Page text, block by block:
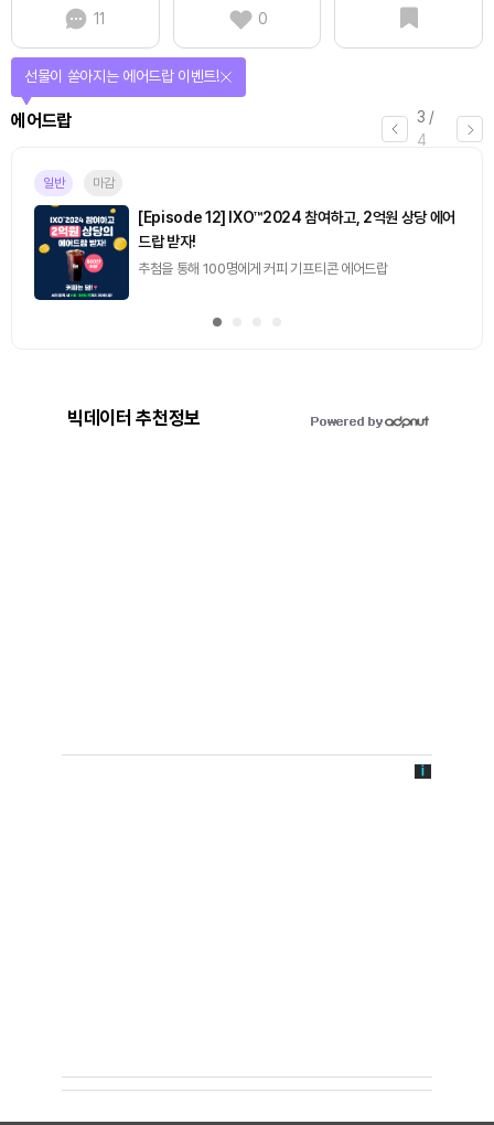
11
0
3 /
4
에어드랍
선물이 쏟아지는 에어드랍 이벤트!
일반 마감
[Episode 12] IXO™2024 참여하고, 2억원 상당 에어
드랍 받자!
추첨을 통해 100명에게 커피 기프티콘 에어드랍
빅데이터 추천정보